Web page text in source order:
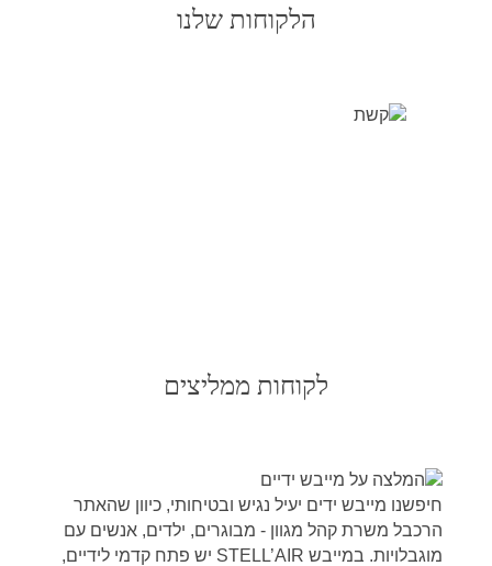
הלקוחות שלנו
לקוחות ממליצים
חיפשנו מייבש ידים יעיל נגיש ובטיחותי, כיוון שהאתר
הרכבל משרת קהל מגוון - מבוגרים, ילדים, אנשים עם
מוגבלויות. במייבש STELL’AIR יש פתח קדמי לידיים,